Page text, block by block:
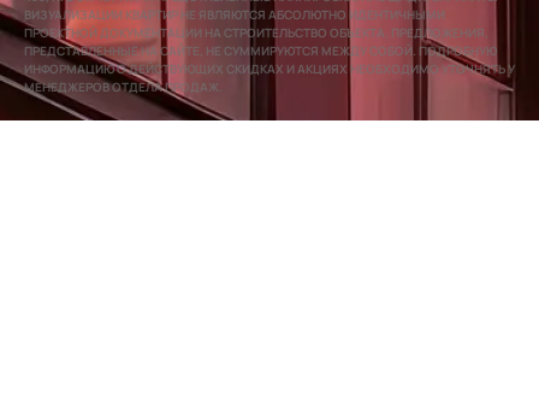
ВИЗУАЛИЗАЦИИ КВАРТИР НЕ ЯВЛЯЮТСЯ АБСОЛЮТНО ИДЕНТИЧНЫМИ
ПРОЕКТНОЙ ДОКУМЕНТАЦИИ НА СТРОИТЕЛЬСТВО ОБЪЕКТА. ПРЕДЛОЖЕНИЯ,
ПРЕДСТАВЛЕННЫЕ НА САЙТЕ, НЕ СУММИРУЮТСЯ МЕЖДУ СОБОЙ. ПОДРОБНУЮ
ИНФОРМАЦИЮ О ДЕЙСТВУЮЩИХ СКИДКАХ И АКЦИЯХ НЕОБХОДИМО УТОЧНЯТЬ У
МЕНЕДЖЕРОВ ОТДЕЛА ПРОДАЖ.